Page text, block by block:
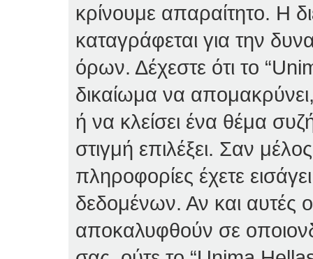
κρίνουμε απαραίτητο. Η
καταγράφεται για την
όρων. Δέχεστε ότι το
δικαίωμα να
ή να κλείσει ένα θέμα
στιγμή επιλέξει. Σαν
πληροφορίες έχετε
δεδομένων. Αν και αυτές
αποκαλυφθούν σε